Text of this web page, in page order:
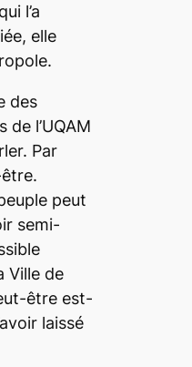
l’a
elle
des
l’UQAM
Par
peut
semi-
Ville de
être est-
laissé